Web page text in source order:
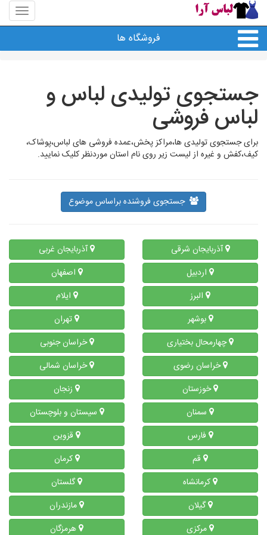
منوی
سایت
آرا
فروشگاه ها
جستجوی تولیدی لباس و
لباس فروشی
برای جستجوی تولیدی ها،مراکز پخش،عمده فروشی های لباس،پوشاک،
کیف،کفش و غیره از لیست زیر روی نام استان موردنظر کلیک نمایید.
جستجوی فروشنده براساس موضوع
آذربایجان شرقی
آذربایجان غربی
اردبیل
اصفهان
البرز
ایلام
بوشهر
تهران
چهارمحال بختیاری
خراسان جنوبی
خراسان رضوی
خراسان شمالی
خوزستان
زنجان
سمنان
سیستان و بلوچستان
فارس
قزوین
قم
کرمان
کرمانشاه
گلستان
گیلان
مازندران
مرکزی
هرمزگان